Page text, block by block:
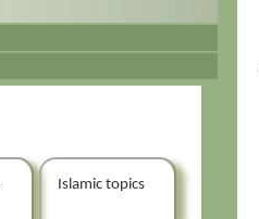
Islamic topics